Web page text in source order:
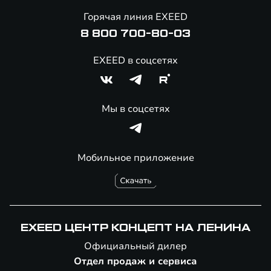
Мобильное приложение
Горячая линия EXEED
8 800 700-80-03
EXEED в соцсетях
Мы в соцсетях
EXEED ЦЕНТР КОНЦЕПТ НА ЛЕНИНА
Официальный дилер
Отдел продаж и сервиса